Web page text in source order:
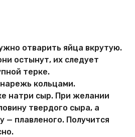
отварить яйца вкрутую.
остынут, их следует
терке.
кольцами.
натри сыр. При желании
твердого сыра, а
— плавленого. Получится